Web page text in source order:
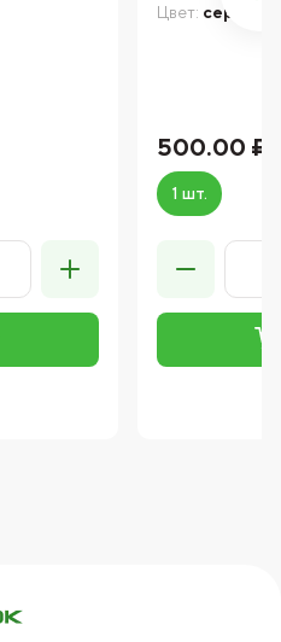
Цвет: серый
500.00 ₽
1 шт.